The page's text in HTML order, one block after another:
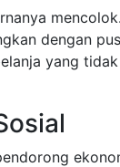
dengan
yang